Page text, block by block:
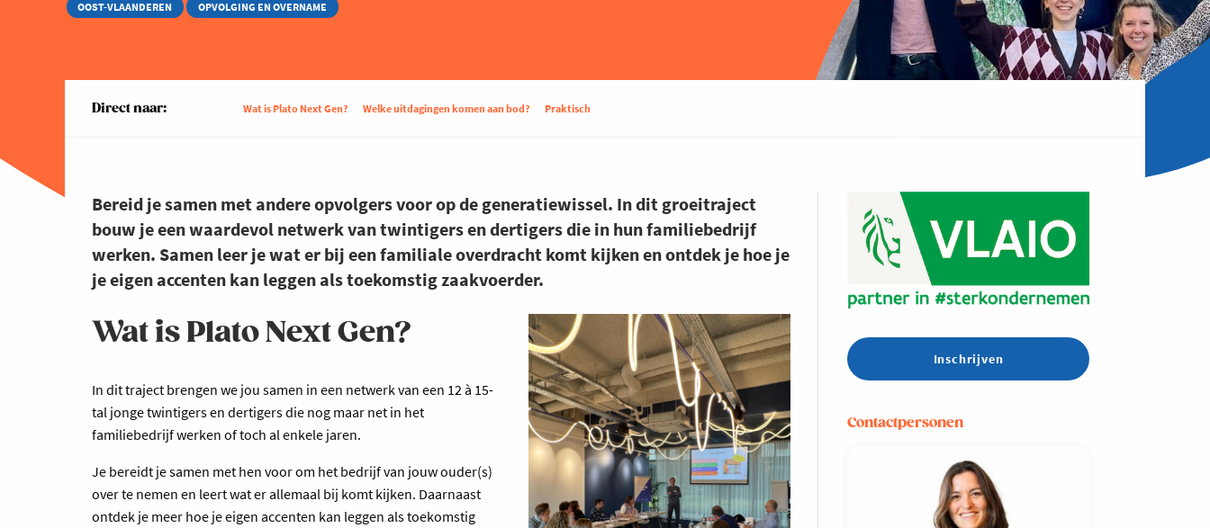
OOST-VLAANDEREN OPVOLGING EN OVERNAME
Direct naar: Wat is Plato Next Gen? Welke uitdagingen komen aan bod? Praktisch
Bereid je samen met andere opvolgers voor op de generatiewissel. In dit groeitraject
bouw je een waardevol netwerk van twintigers en dertigers die in hun familiebedrijf
werken. Samen leer je wat er bij een familiale overdracht komt kijken en ontdek je hoe je
je eigen accenten kan leggen als toekomstig zaakvoerder.
Wat is Plato Next Gen?
In dit traject brengen we jou samen in een netwerk van een 12 à 15-
tal jonge twintigers en dertigers die nog maar net in het
familiebedrijf werken of toch al enkele jaren.
Je bereidt je samen met hen voor om het bedrijf van jouw ouder(s)
over te nemen en leert wat er allemaal bij komt kijken. Daarnaast
ontdek je meer hoe je eigen accenten kan leggen als toekomstig
Inschrijven
Contactpersonen